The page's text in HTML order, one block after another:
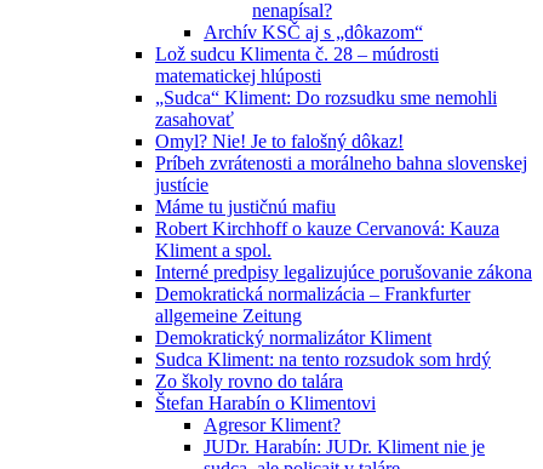
nenapísal?
Archív KSČ aj s „dôkazom“
Lož sudcu Klimenta č. 28 – múdrosti
matematickej hlúposti
„Sudca“ Kliment: Do rozsudku sme nemohli
zasahovať
Omyl? Nie! Je to falošný dôkaz!
Príbeh zvrátenosti a morálneho bahna slovenskej
justície
Máme tu justičnú mafiu
Robert Kirchhoff o kauze Cervanová: Kauza
Kliment a spol.
Interné predpisy legalizujúce porušovanie zákona
Demokratická normalizácia – Frankfurter
allgemeine Zeitung
Demokratický normalizátor Kliment
Sudca Kliment: na tento rozsudok som hrdý
Zo školy rovno do talára
Štefan Harabín o Klimentovi
Agresor Kliment?
JUDr. Harabín: JUDr. Kliment nie je